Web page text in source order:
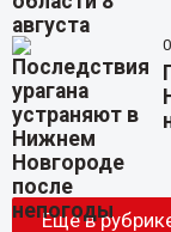
Еще в